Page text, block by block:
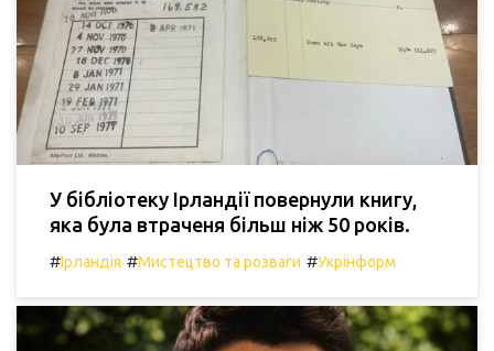
У бібліотеку Ірландії повернули книгу,
яка була втраченя більш ніж 50 років.
#Ірландія #Мистецтво та розваги #Укрінформ